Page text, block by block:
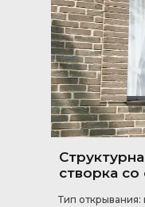
створка со
Тип открывания: